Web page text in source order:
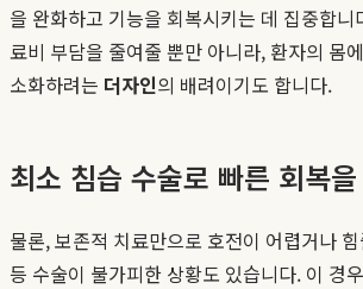
을 완화하고 기능을 회복시키는 데 집중합니
료비 부담을 줄여줄 뿐만 아니라, 환자의 몸
소화하려는 더자인의 배려이기도 합니다.
최소 침습 수술로 빠른 회복
물론, 보존적 치료만으로 호전이 어렵거나
등 수술이 불가피한 상황도 있습니다. 이 경